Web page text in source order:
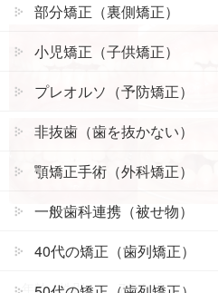
年齢・性別 7歳女児
部分矯正（裏側矯正）
小児矯正（子供矯正）
プレオルソ（予防矯正）
非抜歯（歯を抜かない）
顎矯正手術（外科矯正）
一般歯科連携（被せ物）
40代の矯正（歯列矯正）